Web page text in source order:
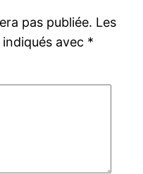
pas publiée. Les
avec *